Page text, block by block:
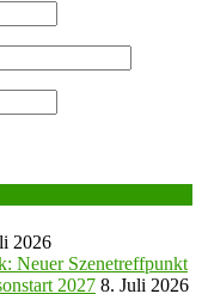
2026
Neuer Szenetreffpunkt
2027 8. Juli 2026